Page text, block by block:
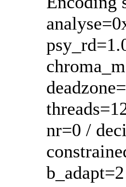
nr=0 /